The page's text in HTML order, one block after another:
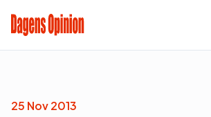
25 Nov 2013